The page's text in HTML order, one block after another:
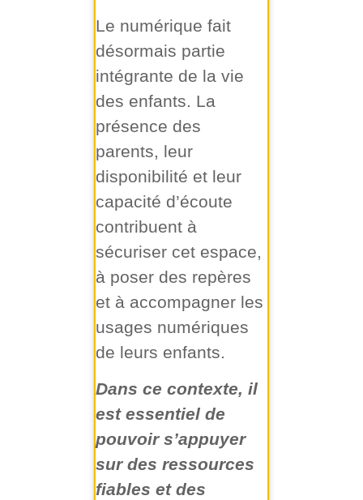
Le numérique fait
désormais partie
intégrante de la vie
des enfants. La
présence des
parents, leur
disponibilité et leur
capacité d’écoute
contribuent à
sécuriser cet espace,
à poser des repères
et à accompagner les
usages numériques
de leurs enfants.
Dans ce contexte, il
est essentiel de
pouvoir s’appuyer
sur des ressources
fiables et des